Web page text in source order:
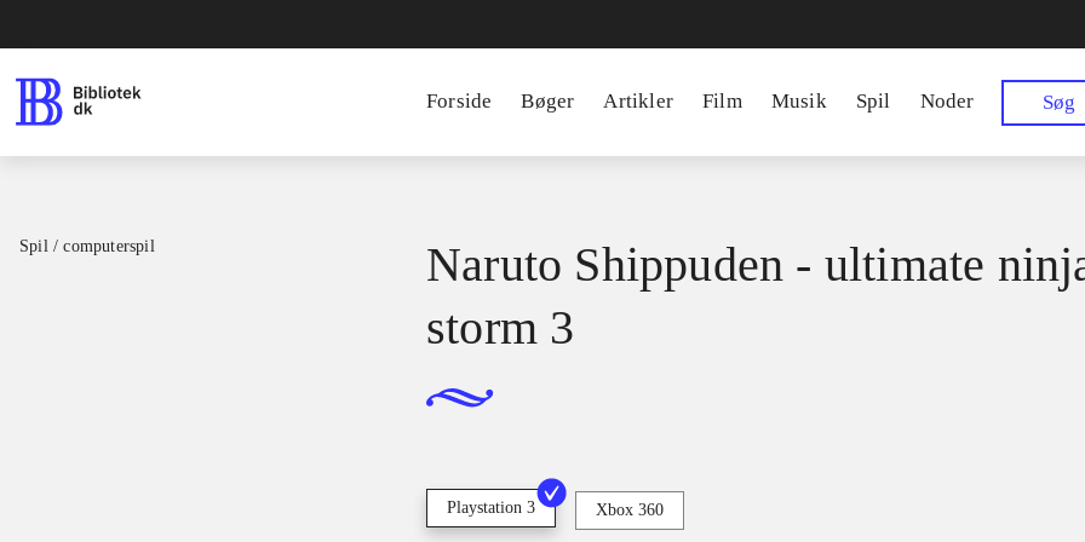
Forside Bøger Artikler Film Musik Spil Noder Søg
Spil / computerspil
Naruto Shippuden - ultimate
storm 3
Playstation 3 Xbox 360